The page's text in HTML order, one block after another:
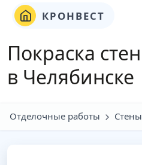
КРОНВЕСТ
Покраска стен
в Челябинске
Отделочные работы Стены